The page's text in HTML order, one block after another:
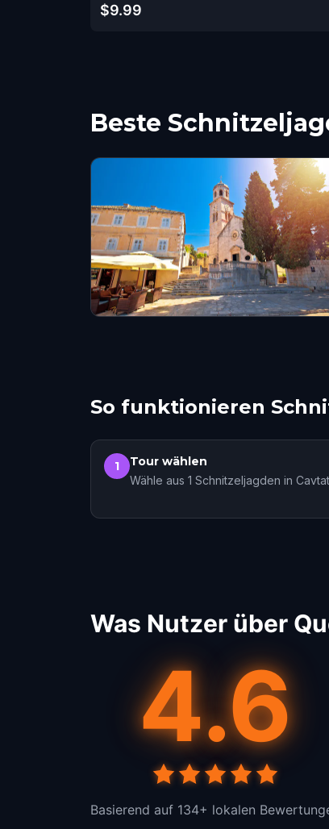
$9.99
Beste
So funktionieren
1 Tour wählen
Wähle aus 1 Schnitzeljagden in Cavtat
Was Nutzer über
4.6
Basierend auf 134+ lokalen